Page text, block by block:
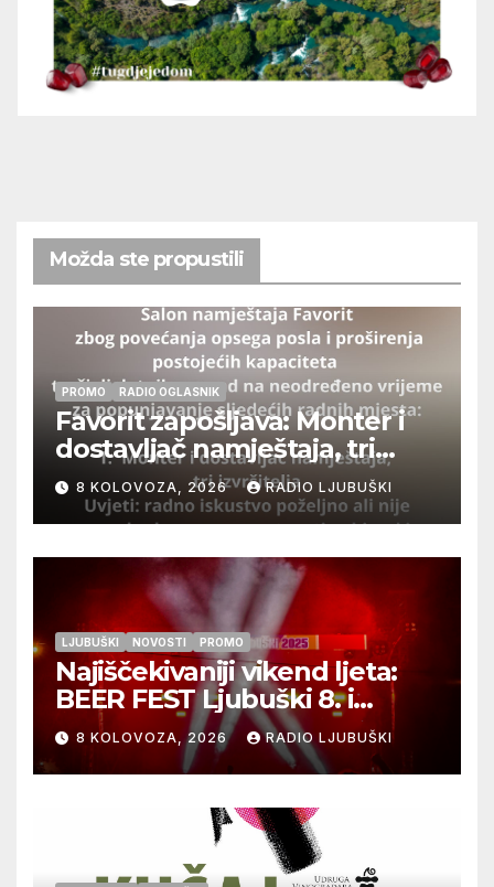
Možda ste propustili
PROMO RADIO OGLASNIK
Favorit zapošljava: Monter i
dostavljač namještaja, tri
izvršitelja
8 KOLOVOZA, 2026 RADIO LJUBUŠKI
LJUBUŠKI NOVOSTI PROMO
Najiščekivaniji vikend ljeta:
BEER FEST Ljubuški 8. i
9.kolovoza
8 KOLOVOZA, 2026 RADIO LJUBUŠKI